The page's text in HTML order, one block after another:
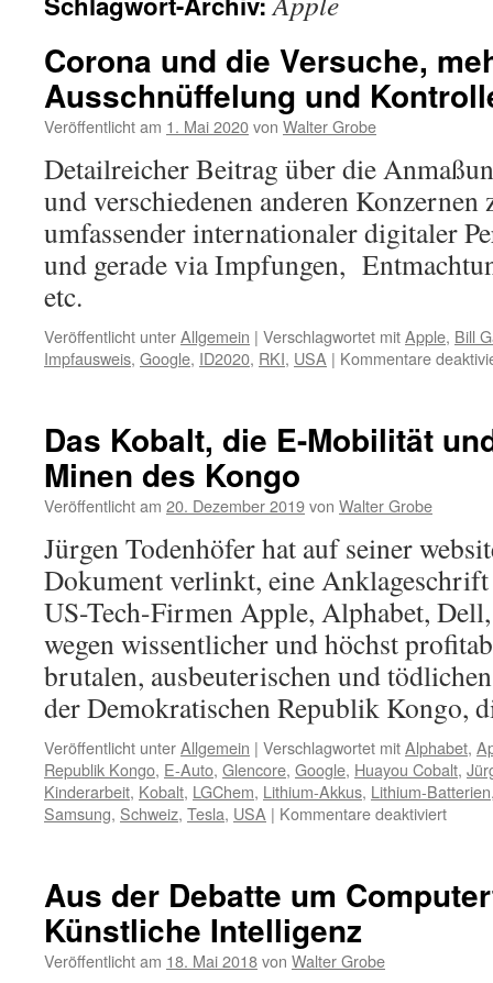
Corona und die Versuche,
Ausschnüffelung und
Veröffentlicht am 1. Mai 2020von Walter Grobe
Detailreicher Beitrag über die
und verschiedenen anderen
umfassender internationaler digitaler
und gerade via Impfungen,
etc.
Veröffentlicht unterAllgemein | Verschlagwortet mitApple, Bill
Impfausweis, Google, ID2020, RKI, USA | Kommentare
Das Kobalt, die E-Mobilität
Minen des Kongo
Veröffentlicht am 20. Dezember 2019von Walter Grobe
Jürgen Todenhöfer hat auf seiner
Dokument verlinkt, eine Anklageschrift
US-Tech-Firmen Apple, Alphabet,
wegen wissentlicher und höchst
brutalen, ausbeuterischen und
der Demokratischen Republik
Veröffentlicht unterAllgemein | Verschlagwortet mitAlphabet,
Republik Kongo, E-Auto, Glencore, Google, Huayou Cobalt,
Kinderarbeit, Kobalt, LGChem, Lithium-Akkus, Lithium-Batterien
Samsung, Schweiz, Tesla, USA | Kommentare deaktiviertfür
E-
Aus der Debatte um
Künstliche Intelligenz
Veröffentlicht am 18. Mai 2018von Walter Grobe